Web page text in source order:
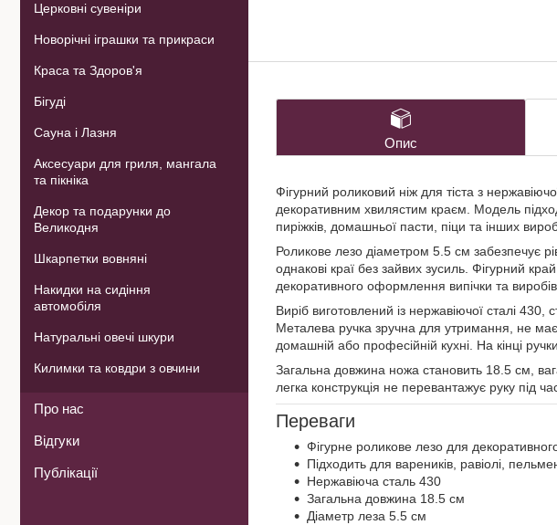
Опис
Фігурний роликовий ніж для тіста з
декоративним хвилястим краєм. Модель
пиріжків, домашньої пасти, піци та інших
Роликове лезо діаметром 5.5 см забезпечує
однакові краї без зайвих зусиль. Фігурний
декоративного оформлення випічки та
Виріб виготовлений із нержавіючої сталі
Металева ручка зручна для утримання, не
домашній або професійній кухні. На кінці
Загальна довжина ножа становить 18.5 см,
легка конструкція не перевантажує руку під
Переваги
Фігурне роликове лезо для
Підходить для вареників, равіолі,
Нержавіюча сталь 430
Загальна довжина 18.5 см
Діаметр леза 5.5 см
Церковні сувеніри
Новорічні іграшки та прикраси
Краса та Здоров'я
Бігуді
Сауна і Лазня
Аксесуари для гриля, мангала
та пікніка
Декор та подарунки до
Великодня
Шкарпетки вовняні
Накидки на сидіння
автомобіля
Натуральні овечі шкури
Килимки та ковдри з овчини
Про нас
Відгуки
Публікації